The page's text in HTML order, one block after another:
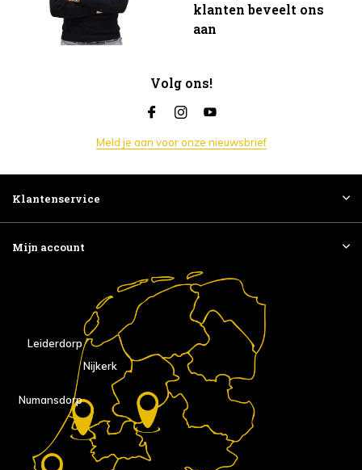
klanten beveelt ons
aan
Volg ons!
Meld je aan voor onze nieuwsbrief
Klantenservice
Mijn account
Nijkerk
Numansdorp
Leiderdorp